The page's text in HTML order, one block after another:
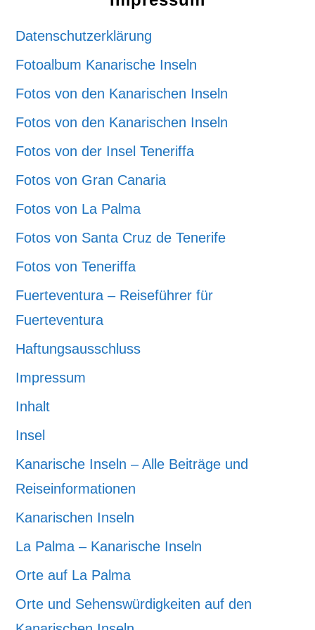
Datenschutzerklärung
Fotoalbum Kanarische Inseln
Fotos von den Kanarischen Inseln
Fotos von den Kanarischen Inseln
Fotos von der Insel Teneriffa
Fotos von Gran Canaria
Fotos von La Palma
Fotos von Santa Cruz de Tenerife
Fotos von Teneriffa
Fuerteventura – Reiseführer für
Fuerteventura
Haftungsausschluss
Impressum
Inhalt
Insel
Kanarische Inseln – Alle Beiträge und
Reiseinformationen
Kanarischen Inseln
La Palma – Kanarische Inseln
Orte auf La Palma
Orte und Sehenswürdigkeiten auf den